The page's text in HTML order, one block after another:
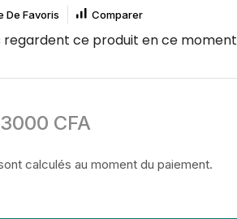
De Favoris Comparer
regardent ce produit en ce moment
3000 CFA
calculés au moment du paiement.